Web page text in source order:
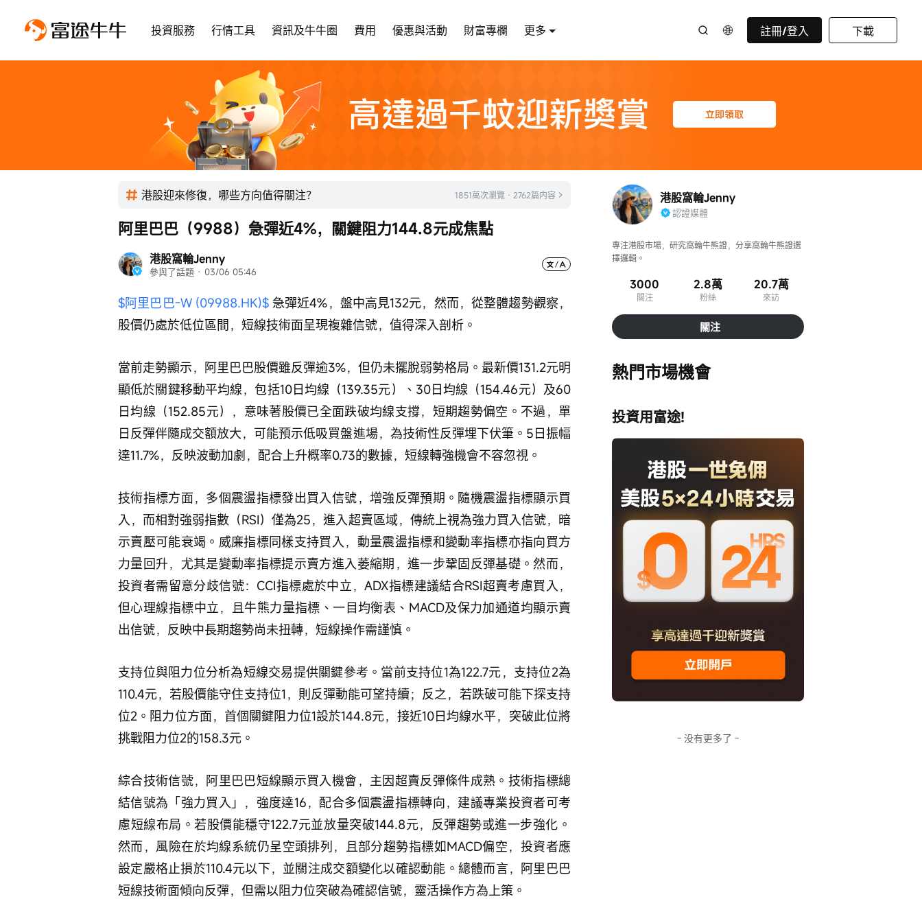
投資服務 行情工具 資訊及牛牛圈 費用 優惠與活動 財富專欄 更多 註冊/登入 下載
港股迎來修復，哪些方向值得關注？ 1851萬次瀏覽 · 2762篇内容
港股窩輪Jenny
參與了話題 · 03/06 05:46
阿里巴巴（9988）急彈近4%，關鍵阻力144.8元成焦點
$阿里巴巴-W (09988.HK)$ 急彈近4%，盤中高見132元，然而，從整體趨勢觀察，
股價仍處於低位區間，短線技術面呈現複雜信號，值得深入剖析。
當前走勢顯示，阿里巴巴股價雖反彈逾3%，但仍未擺脫弱勢格局。最新價131.2元明
顯低於關鍵移動平均線，包括10日均線（139.35元）、30日均線（154.46元）及60
日均線（152.85元），意味著股價已全面跌破均線支撐，短期趨勢偏空。不過，單
日反彈伴隨成交額放大，可能預示低吸買盤進場，為技術性反彈埋下伏筆。5日振幅
達11.7%，反映波動加劇，配合上升概率0.73的數據，短線轉強機會不容忽視。
技術指標方面，多個震盪指標發出買入信號，增強反彈預期。隨機震盪指標顯示買
入，而相對強弱指數（RSI）僅為25，進入超賣區域，傳統上視為強力買入信號，暗
示賣壓可能衰竭。威廉指標同樣支持買入，動量震盪指標和變動率指標亦指向買方
力量回升，尤其是變動率指標提示賣方進入萎縮期，進一步鞏固反彈基礎。然而，
投資者需留意分歧信號：CCI指標處於中立，ADX指標建議結合RSI超賣考慮買入，
但心理線指標中立，且牛熊力量指標、一目均衡表、MACD及保力加通道均顯示賣
出信號，反映中長期趨勢尚未扭轉，短線操作需謹慎。
支持位與阻力位分析為短線交易提供關鍵參考。當前支持位1為122.7元，支持位2為
110.4元，若股價能守住支持位1，則反彈動能可望持續；反之，若跌破可能下探支持
位2。阻力位方面，首個關鍵阻力位1設於144.8元，接近10日均線水平，突破此位將
挑戰阻力位2的158.3元。
綜合技術信號，阿里巴巴短線顯示買入機會，主因超賣反彈條件成熟。技術指標總
結信號為「強力買入」，強度達16，配合多個震盪指標轉向，建議專業投資者可考
慮短線布局。若股價能穩守122.7元並放量突破144.8元，反彈趨勢或進一步強化。
然而，風險在於均線系統仍呈空頭排列，且部分趨勢指標如MACD偏空，投資者應
設定嚴格止損於110.4元以下，並關注成交額變化以確認動能。總體而言，阿里巴巴
短線技術面傾向反彈，但需以阻力位突破為確認信號，靈活操作方為上策。
港股窩輪Jenny
認證媒體
專注港股市場，研究窩輪牛熊證，分享窩輪牛熊證選
擇邏輯。
3000
關注
2.8萬
粉絲
20.7萬
來訪
關注
熱門市場機會
投資用富途!
- 没有更多了 -